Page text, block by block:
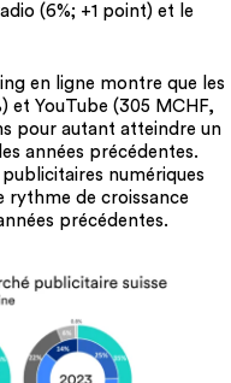
(6%; +1 point) et le
en ligne montre que les
et YouTube (305 MCHF,
pour autant atteindre un
années précédentes.
numériques
rythme de croissance
précédentes.